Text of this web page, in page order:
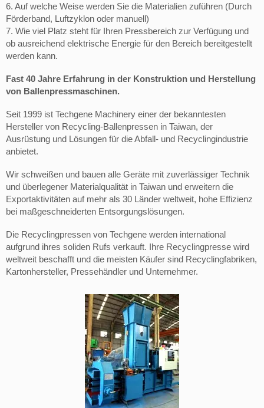
6. Auf welche Weise werden Sie die Materialien zuführen (Durch
Förderband, Luftzyklon oder manuell)
7. Wie viel Platz steht für Ihren Pressbereich zur Verfügung und
ob ausreichend elektrische Energie für den Bereich bereitgestellt
werden kann.
Fast 40 Jahre Erfahrung in der Konstruktion und Herstellung
von Ballenpressmaschinen.
Seit 1999 ist Techgene Machinery einer der bekanntesten
Hersteller von Recycling-Ballenpressen in Taiwan, der
Ausrüstung und Lösungen für die Abfall- und Recyclingindustrie
anbietet.
Wir schweißen und bauen alle Geräte mit zuverlässiger Technik
und überlegener Materialqualität in Taiwan und erweitern die
Exportaktivitäten auf mehr als 30 Länder weltweit, hohe Effizienz
bei maßgeschneiderten Entsorgungslösungen.
Die Recyclingpressen von Techgene werden international
aufgrund ihres soliden Rufs verkauft. Ihre Recyclingpresse wird
weltweit beschafft und die meisten Käufer sind Recyclingfabriken,
Kartonhersteller, Pressehändler und Unternehmer.